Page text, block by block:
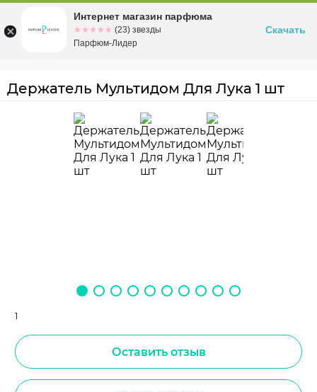
Омскул. Заозерная, 11, к. 1
Держатель Мультидом Для Лука 1 шт
1
Оставить отзыв
Интернет магазин парфюма
☆☆☆☆☆
★★★★★ (23) звезды
Парфюм-Лидер
Скачать